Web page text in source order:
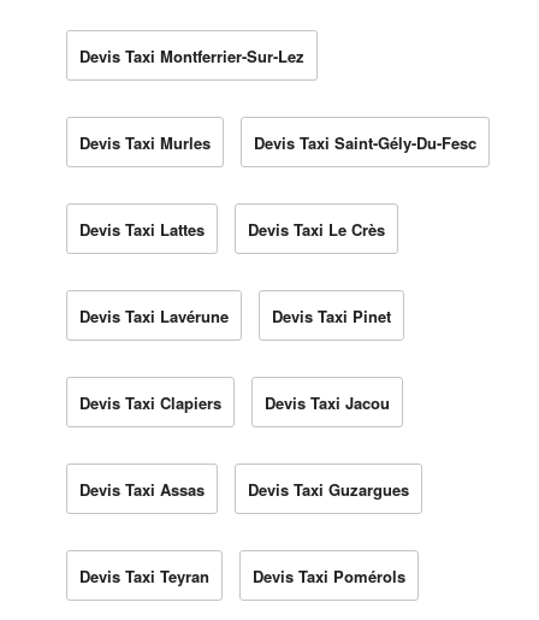
Devis Taxi Montferrier-Sur-Lez
Devis Taxi Murles Devis Taxi Saint-Gély-Du-Fesc
Devis Taxi Lattes Devis Taxi Le Crès
Devis Taxi Lavérune Devis Taxi Pinet
Devis Taxi Clapiers Devis Taxi Jacou
Devis Taxi Assas Devis Taxi Guzargues
Devis Taxi Teyran Devis Taxi Pomérols